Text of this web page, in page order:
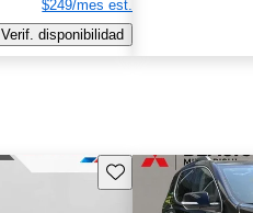
$249/mes est.
Verif. disponibilidad
Guarda este Aviso